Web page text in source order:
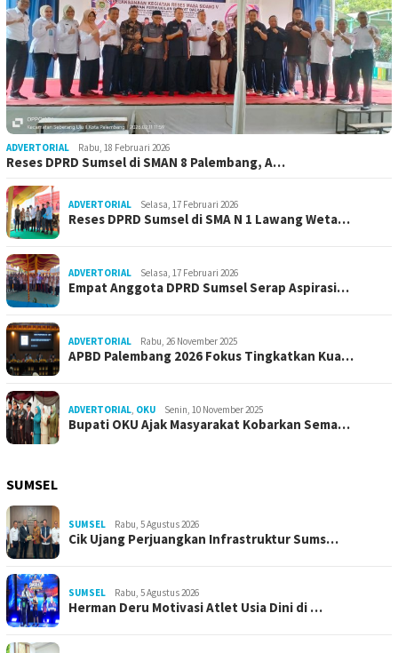
ADVERTORIAL Rabu, 18 Februari 2026
Reses DPRD Sumsel di SMAN 8 Palembang, A…
ADVERTORIAL Selasa, 17 Februari 2026
Reses DPRD Sumsel di SMA N 1 Lawang Weta…
ADVERTORIAL Selasa, 17 Februari 2026
Empat Anggota DPRD Sumsel Serap Aspirasi…
ADVERTORIAL Rabu, 26 November 2025
APBD Palembang 2026 Fokus Tingkatkan Kua…
ADVERTORIAL, OKU Senin, 10 November 2025
Bupati OKU Ajak Masyarakat Kobarkan Sema…
SUMSEL
SUMSEL Rabu, 5 Agustus 2026
Cik Ujang Perjuangkan Infrastruktur Sums…
SUMSEL Rabu, 5 Agustus 2026
Herman Deru Motivasi Atlet Usia Dini di …